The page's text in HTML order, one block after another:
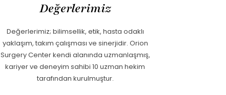
Değerlerimiz
Değerlerimiz; bilimsellik, etik, hasta odaklı
yaklaşım, takım çalışması ve sinerjidir. Orion
Surgery Center kendi alanında uzmanlaşmış,
kariyer ve deneyim sahibi 10 uzman hekim
tarafından kurulmuştur.